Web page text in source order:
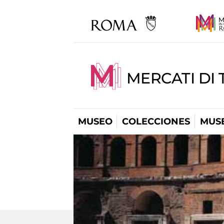
MERCATI DI
MUSEO COLECCIONES